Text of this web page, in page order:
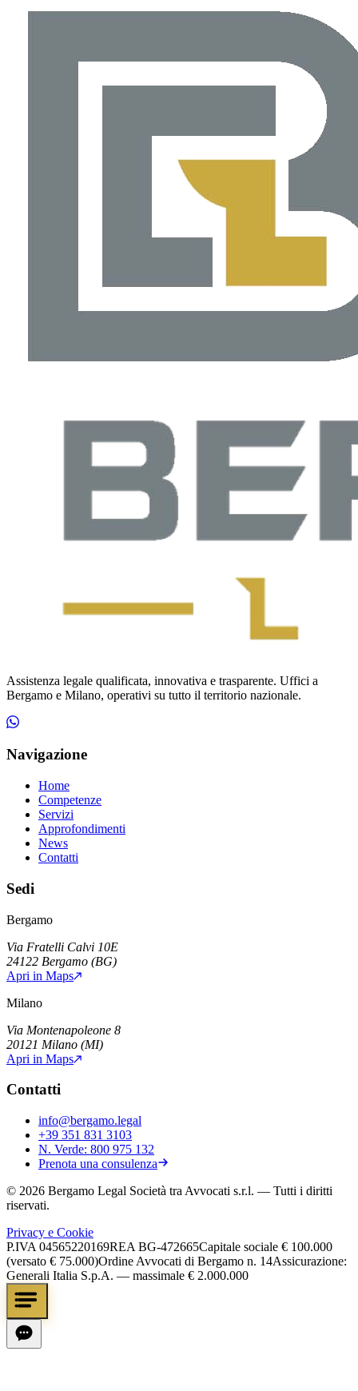
Assistenza legale qualificata, innovativa e trasparente. Uffici a
Bergamo e Milano, operativi su tutto il territorio nazionale.
Navigazione
Home
Competenze
Servizi
Approfondimenti
News
Contatti
Sedi
Bergamo
Via Fratelli Calvi 10E
24122 Bergamo (BG)
Apri in Maps
Milano
Via Montenapoleone 8
20121 Milano (MI)
Apri in Maps
Contatti
info@bergamo.legal
+39 351 831 3103
N. Verde: 800 975 132
Prenota una consulenza
© 2026 Bergamo Legal Società tra Avvocati s.r.l. — Tutti i diritti
riservati.
Privacy e Cookie
P.IVA 04565220169REA BG-472665Capitale sociale € 100.000
(versato € 75.000)Ordine Avvocati di Bergamo n. 14Assicurazione:
Generali Italia S.p.A. — massimale € 2.000.000